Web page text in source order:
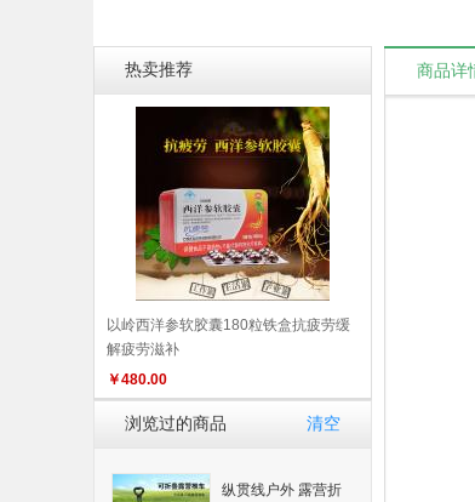
热卖推荐
以岭西洋参软胶囊180粒铁盒抗疲劳缓
解疲劳滋补
￥480.00
浏览过的商品 清空
纵贯线户外 露营折
商品详